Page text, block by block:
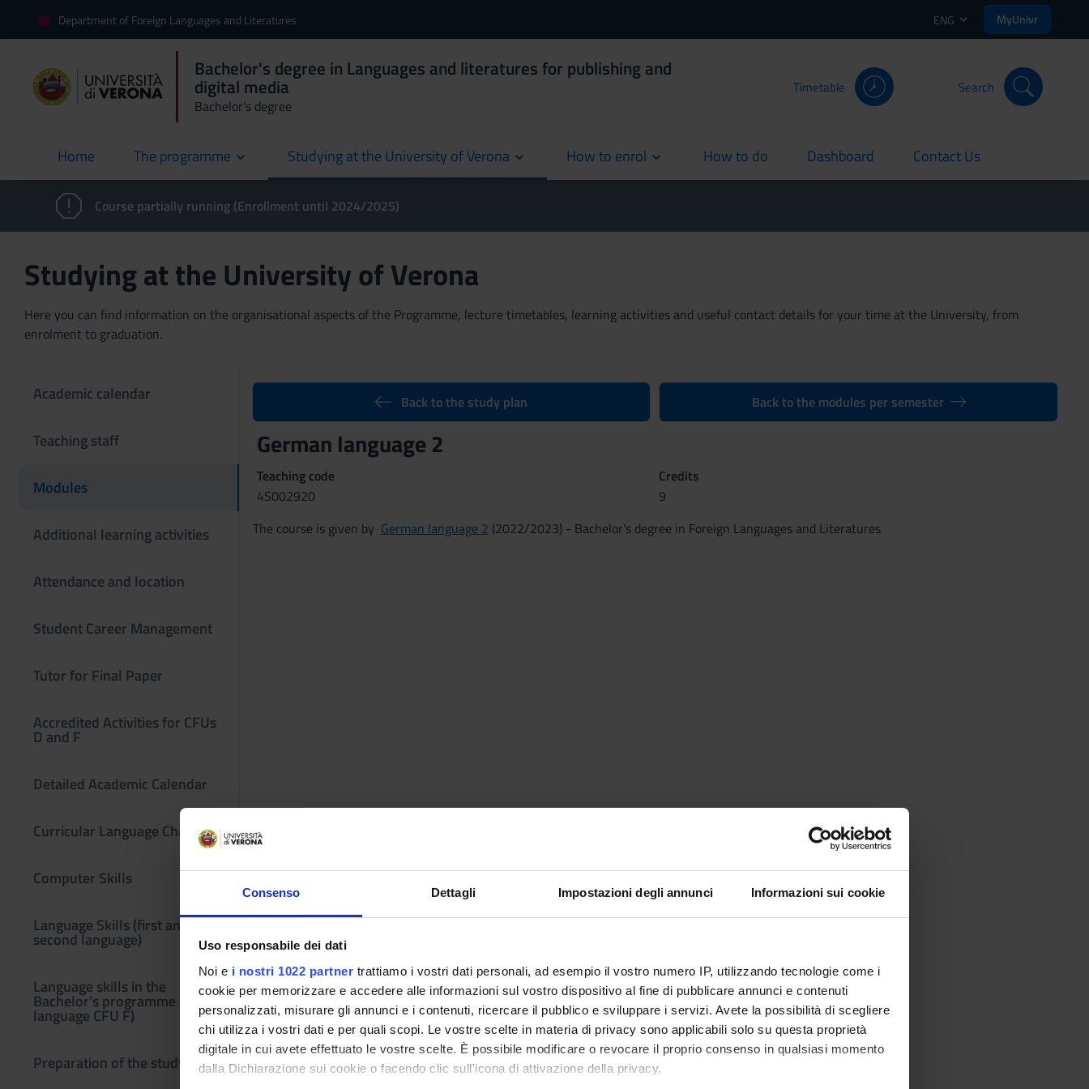
Consenso Dettagli Impostazioni degli annunci Informazioni sui cookie
Uso responsabile dei dati
Noi e i nostri 1022 partner trattiamo i vostri dati personali, ad esempio il vostro numero IP, utilizzando tecnologie come i
cookie per memorizzare e accedere alle informazioni sul vostro dispositivo al fine di pubblicare annunci e contenuti
personalizzati, misurare gli annunci e i contenuti, ricercare il pubblico e sviluppare i servizi. Avete la possibilità di scegliere
chi utilizza i vostri dati e per quali scopi. Le vostre scelte in materia di privacy sono applicabili solo su questa proprietà
digitale in cui avete effettuato le vostre scelte. È possibile modificare o revocare il proprio consenso in qualsiasi momento
dalla Dichiarazione sui cookie o facendo clic sull'icona di attivazione della privacy.
Department of Foreign Languages and Literatures ENG MyUnivr
Bachelor's degree in Languages and literatures for publishing and
digital media
Bachelor's degree
Timetable Search
Home
current The programme Studying at the University of Verona How to enrol How to do
current Dashboard
current Contact Us
current
Course partially running (Enrollment until 2024/2025)
Studying at the University of Verona
Here you can find information on the organisational aspects of the Programme, lecture timetables, learning activities and useful contact details for your time at the University, from
enrolment to graduation.
Academic calendar
Teaching staff
Modules
Additional learning activities
Attendance and location
Student Career Management
Tutor for Final Paper
Accredited Activities for CFUs
D and F
Detailed Academic Calendar
Curricular Language Change
Computer Skills
Language Skills (first and
second language)
Language skills in the
Bachelor’s programme (third
language CFU F)
Preparation of the study plan
Back to the study plan Back to the modules per semester
German language 2
Teaching code
4S002920
Credits
9
The course is given by German language 2 (2022/2023) - Bachelor's degree in Foreign Languages and Literatures